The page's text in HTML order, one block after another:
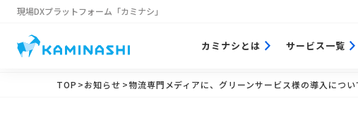
現場DXプラットフォーム 「カミナシ」
カミナシとは サービス一覧
TOP >お知らせ >物流専門メディアに、グリーンサービス様の導入につ